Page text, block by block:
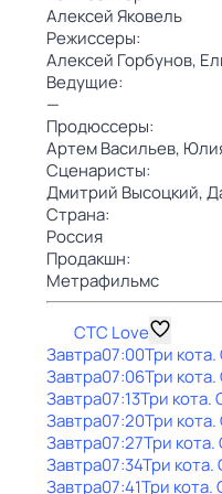
Алексей Яковель
Режиссеры:
Алексей Горбунов,
Ведущие:
—
Продюссеры:
Артем Васильев,
Сценаристы:
Дмитрий Высоцкий,
Страна:
Россия
Продакшн:
Метрафильмс
СТС Love
Завтра07:00Три кота.
Завтра07:06Три кота.
Завтра07:13Три кота.
Завтра07:20Три кота.
Завтра07:27Три кота.
Завтра07:34Три кота.
Завтра07:41Три кота.